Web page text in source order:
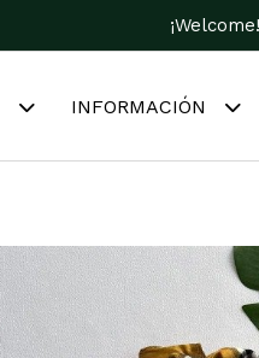
INFORMACIÓN